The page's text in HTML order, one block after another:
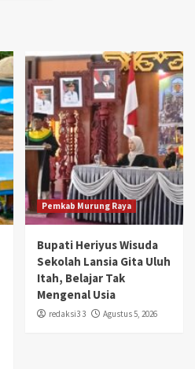
Pemkab Murung Raya
Bupati Heriyus Wisuda
Sekolah Lansia Gita Uluh
Itah, Belajar Tak
Mengenal Usia
redaksi3 3 Agustus 5, 2026